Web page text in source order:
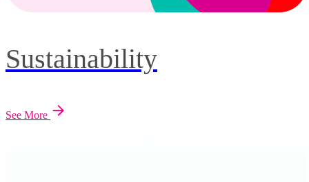
Sustainability
See More